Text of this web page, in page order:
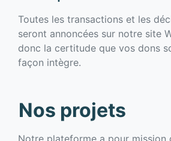
Toutes les transactions et les
seront annoncées sur notre site
donc la certitude que vos dons
façon intègre.
Nos projets